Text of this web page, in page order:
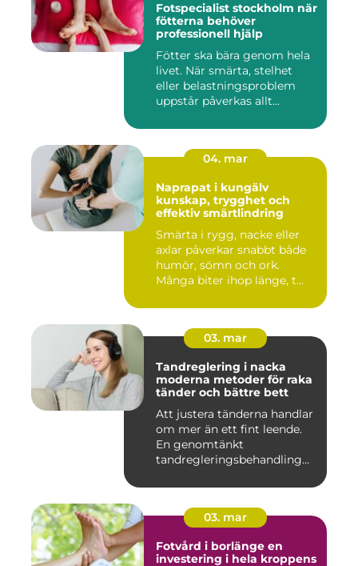
Fotspecialist stockholm när
fötterna behöver
professionell hjälp
Fötter ska bära genom hela
livet. När smärta, stelhet
eller belastningsproblem
uppstår påverkas allt...
04. mar
Naprapat i kungälv
kunskap, trygghet och
effektiv smärtlindring
Smärta i rygg, nacke eller
axlar påverkar snabbt både
humör, sömn och ork.
Många biter ihop länge, t...
03. mar
Tandreglering i nacka
moderna metoder för raka
tänder och bättre bett
Att justera tänderna handlar
om mer än ett fint leende.
En genomtänkt
tandregleringsbehandling
03. mar
Fotvård i borlänge en
investering i hela kroppens